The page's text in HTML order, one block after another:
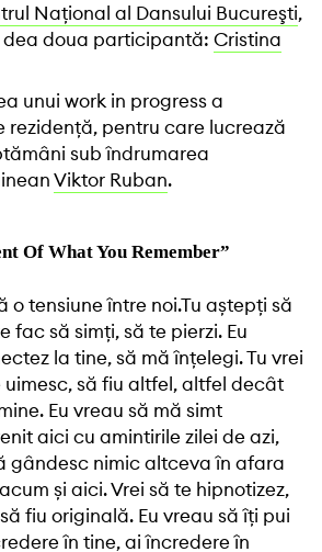
Naţional al Dansului Bucureşti,
doua participantă: Cristina
unui work in progress a
rezidență, pentru care lucrează
sub îndrumarea
Viktor Ruban.
Of What You Remember”
o tensiune între noi.Tu aștepți să
fac să simți, să te pierzi. Eu
la tine, să mă înțelegi. Tu vrei
uimesc, să fiu altfel, altfel decât
Eu vreau să mă simt
aici cu amintirile zilei de azi,
gândesc nimic altceva în afara
și aici. Vrei să te hipnotizez,
fiu originală. Eu vreau să îți pui
în tine, ai încredere în